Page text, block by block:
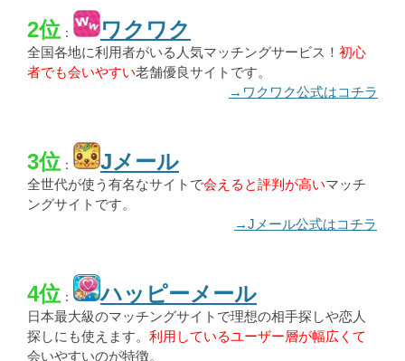
2位： ワクワク
全国各地に利用者がいる人気マッチングサービス！ 初心
者でも会いやすい老舗優良サイトです。
→ワクワク公式はコチラ
3位： Jメール
全世代が使う有名なサイトで会えると評判が高いマッチ
ングサイトです。
→Jメール公式はコチラ
4位： ハッピーメール
日本最大級のマッチングサイトで理想の相手探しや恋人
探しにも使えます。 利用しているユーザー層が幅広くて
会いやすいのが特徴。